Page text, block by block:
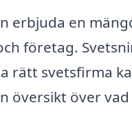
erbjuda en
företag.
rätt svetsfirma
översikt över